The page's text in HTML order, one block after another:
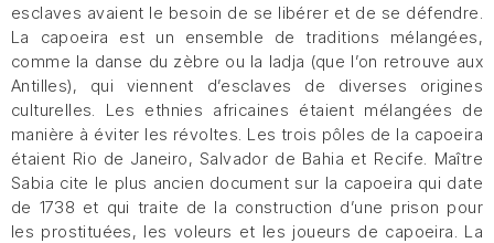
esclaves avaient le besoin de se libérer et de se défendre.
La capoeira est un ensemble de traditions mélangées,
comme la danse du zèbre ou la ladja (que l’on retrouve aux
Antilles), qui viennent d’esclaves de diverses origines
culturelles. Les ethnies africaines étaient mélangées de
manière à éviter les révoltes. Les trois pôles de la capoeira
étaient Rio de Janeiro, Salvador de Bahia et Recife. Maître
Sabia cite le plus ancien document sur la capoeira qui date
de 1738 et qui traite de la construction d’une prison pour
les prostituées, les voleurs et les joueurs de capoeira. La